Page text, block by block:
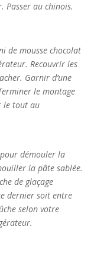
Passer au chinois.
de mousse chocolat
Recouvrir les
Garnir d’une
le montage
le tout au
pour démouler la
la pâte sablée.
de glaçage
dernier soit entre
selon votre